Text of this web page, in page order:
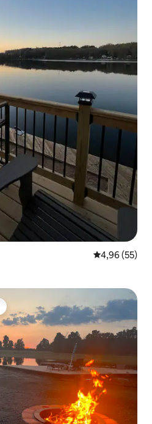
Évaluation
4,96 (55)